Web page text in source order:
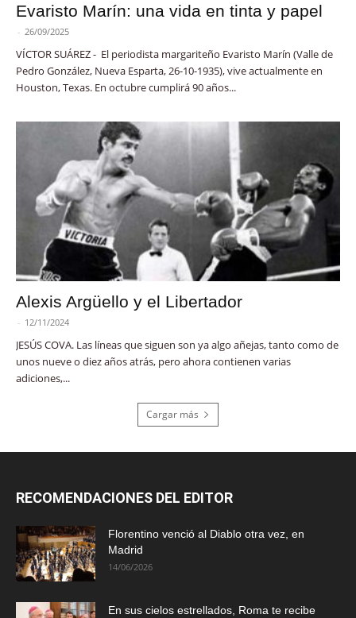
Evaristo Marín: una vida en tinta y papel
- 26/09/2025
VÍCTOR SUÁREZ - El periodista margariteño Evaristo Marín (Valle de
Pedro González, Nueva Esparta, 26-10-1935), vive actualmente en
Houston, Texas. En octubre cumplirá 90 años...
Alexis Argüello y el Libertador
- 12/11/2024
JESÚS COVA. Las líneas que siguen son ya algo añejas, tanto como de
unos nueve o diez años atrás, pero ahora contienen varias
adiciones,...
Cargar más
RECOMENDACIONES DEL EDITOR
Florentino venció al Diablo otra vez, en
Madrid
14/06/2026
En sus cielos estrellados, Roma te recibe